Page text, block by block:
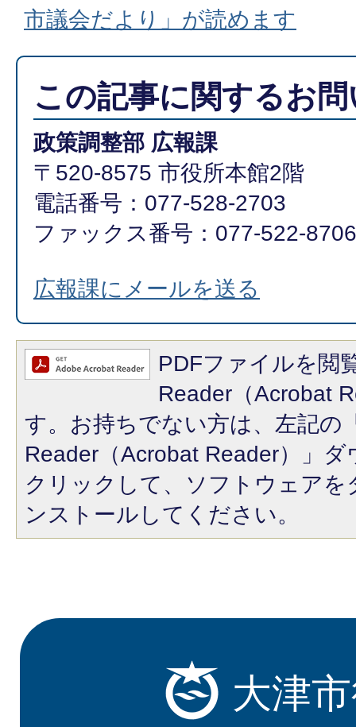
市議会だより」が読めます
この記事に関するお
政策調整部 広報課
〒520-8575 市役所本館2階
電話番号：077-528-2703
ファックス番号：077-522-8706
広報課にメールを送る
PDFファイルを閲
Reader（Acrobat
す。お持ちでない方は、左記の
Reader（Acrobat Reader）」
クリックして、ソフトウェア
ンストールしてください。
大津